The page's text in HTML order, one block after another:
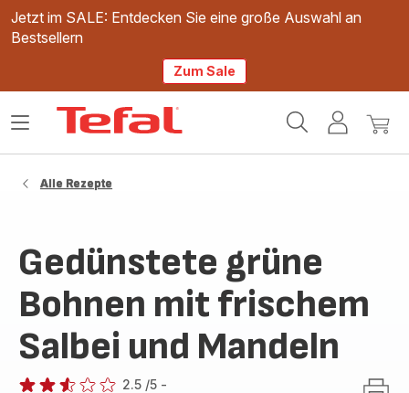
Jetzt im SALE: Entdecken Sie eine große Auswahl an
Bestsellern
Zum Sale
Mein
Mein
Das
Alle Rezepte
Gedünstete grüne
Bohnen mit frischem
Salbei und Mandeln
2.5 /5 -